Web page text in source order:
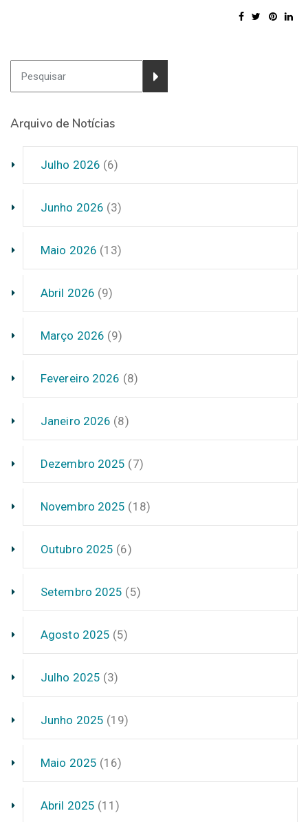
Arquivo de Notícias
Julho 2026 (6)
Junho 2026 (3)
Maio 2026 (13)
Abril 2026 (9)
Março 2026 (9)
Fevereiro 2026 (8)
Janeiro 2026 (8)
Dezembro 2025 (7)
Novembro 2025 (18)
Outubro 2025 (6)
Setembro 2025 (5)
Agosto 2025 (5)
Julho 2025 (3)
Junho 2025 (19)
Maio 2025 (16)
Abril 2025 (11)